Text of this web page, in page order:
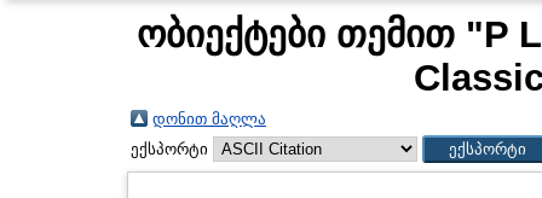
ობიექტები თემით "P
დონით მაღლა
ექსპორტი